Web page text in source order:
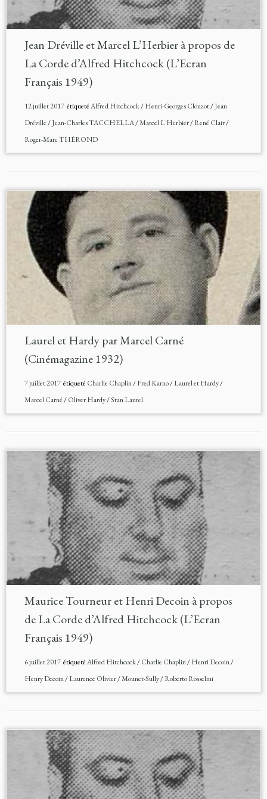
Jean Dréville et Marcel L’Herbier à propos de
La Corde d’Alfred Hitchcock (L’Ecran
Français 1949)
12 juillet 2017étiquetéAlfred Hitchcock/Henri-Georges Clouzot/Jean
Dréville/Jean-Charles TACCHELLA/Marcel L'Herbier/René Clair/
Roger-Marc THÉROND
Laurel et Hardy par Marcel Carné
(Cinémagazine 1932)
7 juillet 2017étiqueté Charlie Chaplin/Fred Karno/Laurel et Hardy/
Marcel Carné/Oliver Hardy/Stan Laurel
Maurice Tourneur et Henri Decoin à propos
de La Corde d’Alfred Hitchcock (L’Ecran
Français 1949)
6 juillet 2017étiquetéAlfred Hitchcock/Charlie Chaplin/Henri Decoin/
Henry Decoin/Laurence Olivier/Mounet-Sully/Roberto Rosselini